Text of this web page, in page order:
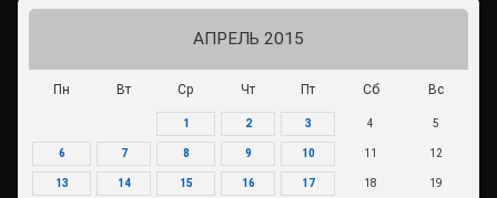
АПРЕЛЬ 2015
Пн Вт Ср Чт Пт Сб Вс
1 2 3 4 5
6 7 8 9 10 11 12
13 14 15 16 17 18 19